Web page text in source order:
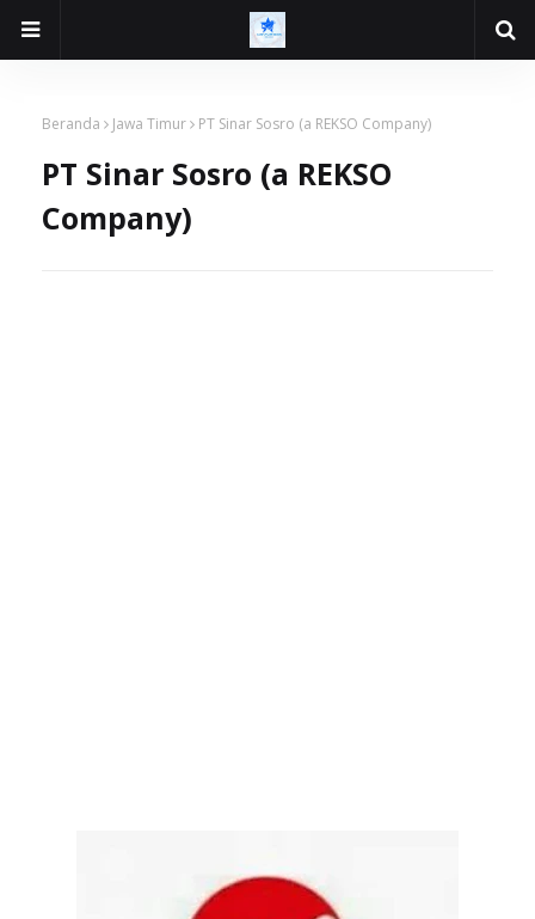
Beranda Jawa Timur PT Sinar Sosro (a REKSO Company)
PT Sinar Sosro (a REKSO
Company)